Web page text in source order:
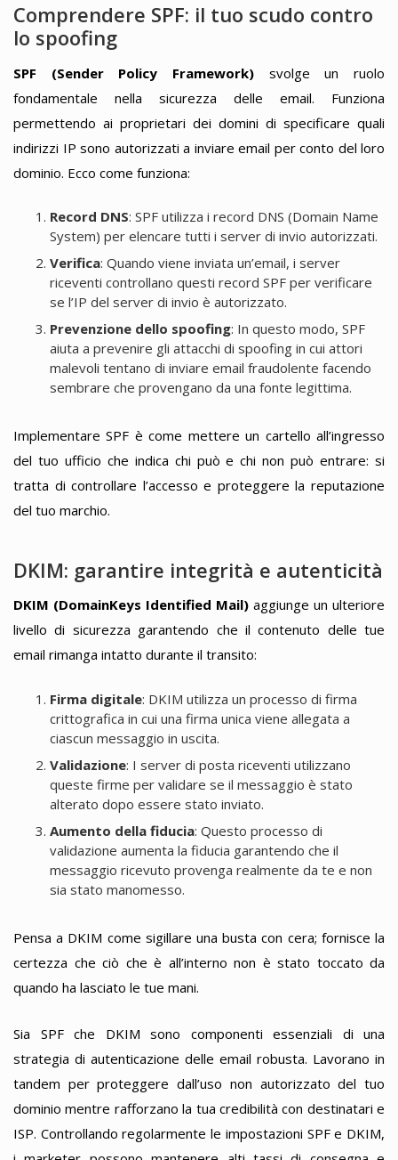
Comprendere SPF: il tuo scudo contro
lo spoofing
SPF (Sender Policy Framework) svolge un ruolo
fondamentale nella sicurezza delle email. Funziona
permettendo ai proprietari dei domini di specificare quali
indirizzi IP sono autorizzati a inviare email per conto del loro
dominio. Ecco come funziona:
Record DNS: SPF utilizza i record DNS (Domain Name
System) per elencare tutti i server di invio autorizzati.
Verifica: Quando viene inviata un’email, i server
riceventi controllano questi record SPF per verificare
se l’IP del server di invio è autorizzato.
Prevenzione dello spoofing: In questo modo, SPF
aiuta a prevenire gli attacchi di spoofing in cui attori
malevoli tentano di inviare email fraudolente facendo
sembrare che provengano da una fonte legittima.
Implementare SPF è come mettere un cartello all’ingresso
del tuo ufficio che indica chi può e chi non può entrare: si
tratta di controllare l’accesso e proteggere la reputazione
del tuo marchio.
DKIM: garantire integrità e autenticità
DKIM (DomainKeys Identified Mail) aggiunge un ulteriore
livello di sicurezza garantendo che il contenuto delle tue
email rimanga intatto durante il transito:
Firma digitale: DKIM utilizza un processo di firma
crittografica in cui una firma unica viene allegata a
ciascun messaggio in uscita.
Validazione: I server di posta riceventi utilizzano
queste firme per validare se il messaggio è stato
alterato dopo essere stato inviato.
Aumento della fiducia: Questo processo di
validazione aumenta la fiducia garantendo che il
messaggio ricevuto provenga realmente da te e non
sia stato manomesso.
Pensa a DKIM come sigillare una busta con cera; fornisce la
certezza che ciò che è all’interno non è stato toccato da
quando ha lasciato le tue mani.
Sia SPF che DKIM sono componenti essenziali di una
strategia di autenticazione delle email robusta. Lavorano in
tandem per proteggere dall’uso non autorizzato del tuo
dominio mentre rafforzano la tua credibilità con destinatari e
ISP. Controllando regolarmente le impostazioni SPF e DKIM,